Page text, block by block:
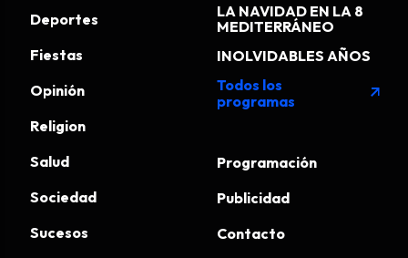
Deportes
Fiestas
Opinión
Religion
Salud
Sociedad
Sucesos
LA NAVIDAD EN LA 8
MEDITERRÁNEO
INOLVIDABLES AÑOS
Todos los
programas
arrow_outward
Programación
Publicidad
Contacto